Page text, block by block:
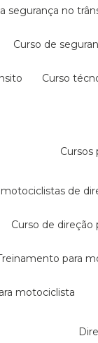
segurança no
curso de
curso
motociclistas de
curso de
treinamento para
motociclista